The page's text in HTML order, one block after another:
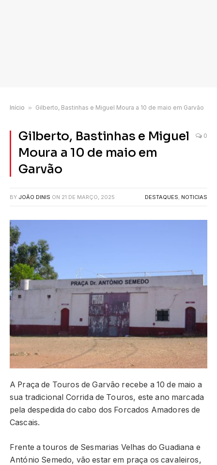
Início » Gilberto, Bastinhas e Miguel Moura a 10 de maio em Garvão
Gilberto, Bastinhas e Miguel
Moura a 10 de maio em
Garvão
0
BY JOÃO DINIS ON 21 DE MARÇO, 2025 DESTAQUES, NOTICIAS
A Praça de Touros de Garvão recebe a 10 de maio a
sua tradicional Corrida de Touros, este ano marcada
pela despedida do cabo dos Forcados Amadores de
Cascais.
Frente a touros de Sesmarias Velhas do Guadiana e
António Semedo, vão estar em praça os cavaleiros,